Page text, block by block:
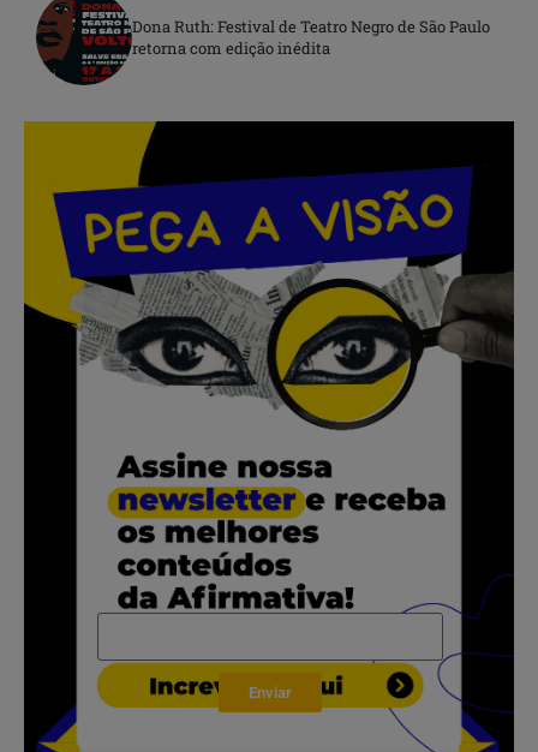
Dona Ruth: Festival de Teatro Negro de São Paulo
retorna com edição inédita
.
.
Enviar